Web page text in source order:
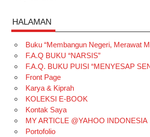
HALAMAN
Buku “Membangun Negeri, Merawat
F.A.Q BUKU “NARSIS”
F.A.Q. BUKU PUISI “MENYESAP
Front Page
Karya & Kiprah
KOLEKSI E-BOOK
Kontak Saya
MY ARTICLE @YAHOO INDONESIA
Portofolio